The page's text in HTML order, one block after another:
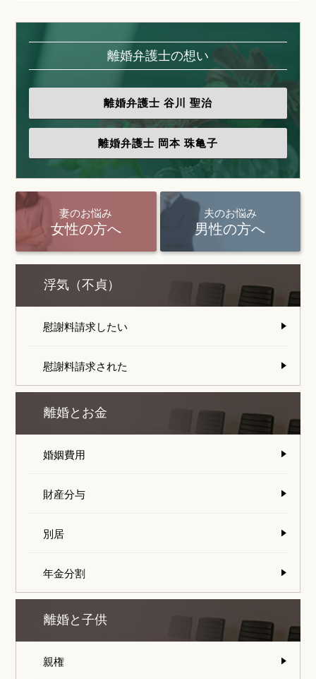
離婚弁護士の想い
離婚弁護士 谷川 聖治
離婚弁護士 岡本 珠亀子
妻のお悩み
女性の方へ
夫のお悩み
男性の方へ
浮気（不貞）
慰謝料請求したい
慰謝料請求された
離婚とお金
婚姻費用
財産分与
別居
年金分割
離婚と子供
親権